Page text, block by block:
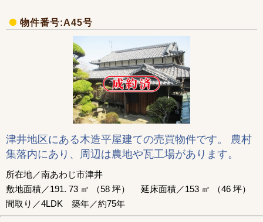
物件番号:A45号
津井地区にある木造平屋建ての売買物件です。 農村
集落内にあり、周辺は農地や瓦工場があります。
所在地／南あわじ市津井
敷地面積／191. 73 ㎡ （58 坪） 延床面積／153 ㎡ （46 坪）
間取り／4LDK 築年／約75年